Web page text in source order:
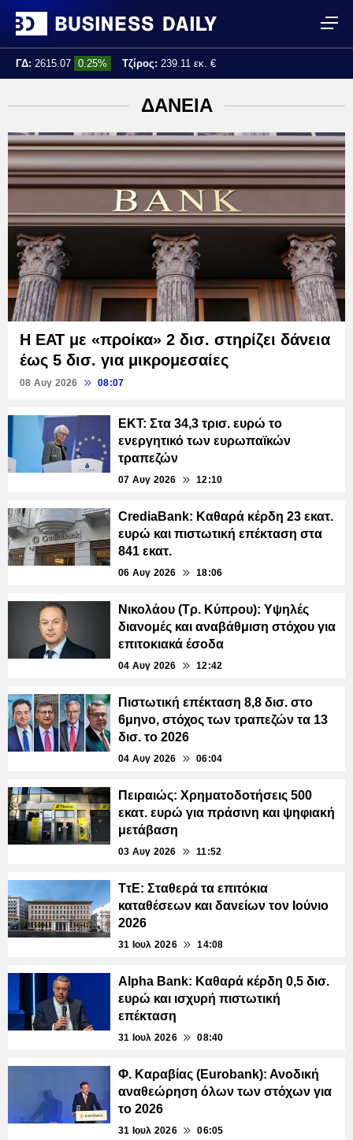
ΓΔ: 2615.07 0.25% Τζίρος: 239.11 εκ. €
ΔΑΝΕΙΑ
Η ΕΑΤ με «προίκα» 2 δισ. στηρίζει δάνεια
έως 5 δισ. για μικρομεσαίες
08 Αυγ 2026 08:07
ΕΚΤ: Στα 34,3 τρισ. ευρώ το
ενεργητικό των ευρωπαϊκών
τραπεζών
07 Αυγ 2026 12:10
CrediaBank: Καθαρά κέρδη 23 εκατ.
ευρώ και πιστωτική επέκταση στα
841 εκατ.
06 Αυγ 2026 18:06
Νικολάου (Τρ. Κύπρου): Υψηλές
διανομές και αναβάθμιση στόχου για
επιτοκιακά έσοδα
04 Αυγ 2026 12:42
Πιστωτική επέκταση 8,8 δισ. στο
6μηνο, στόχος των τραπεζών τα 13
δισ. το 2026
04 Αυγ 2026 06:04
Πειραιώς: Χρηματοδοτήσεις 500
εκατ. ευρώ για πράσινη και ψηφιακή
μετάβαση
03 Αυγ 2026 11:52
ΤτΕ: Σταθερά τα επιτόκια
καταθέσεων και δανείων τον Ιούνιο
2026
31 Ιουλ 2026 14:08
Alpha Bank: Καθαρά κέρδη 0,5 δισ.
ευρώ και ισχυρή πιστωτική
επέκταση
31 Ιουλ 2026 08:40
Φ. Καραβίας (Eurobank): Ανοδική
αναθεώρηση όλων των στόχων για
το 2026
31 Ιουλ 2026 06:05